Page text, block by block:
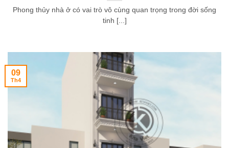
Phong thủy nhà ở có vai trò vô cùng quan trọng trong đời sống
tinh [...]
09
Th4